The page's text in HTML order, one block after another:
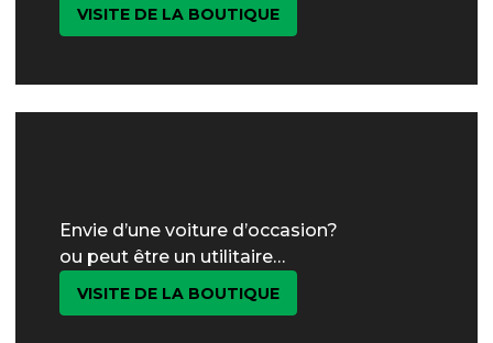
VISITE DE LA BOUTIQUE
Envie d’une voiture d’occasion?
ou peut être un utilitaire…
VISITE DE LA BOUTIQUE